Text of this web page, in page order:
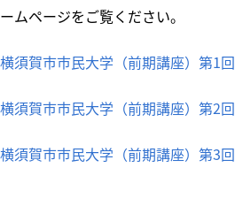
ームページをご覧ください。
横須賀市市民大学（前期講座）第1回
横須賀市市民大学（前期講座）第2回
横須賀市市民大学（前期講座）第3回